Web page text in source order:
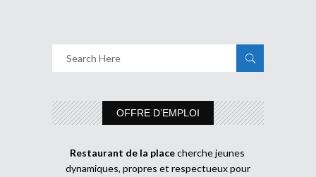
OFFRE D’EMPLOI
Restaurant de la placecherche jeunes
dynamiques, propres et respectueux pour